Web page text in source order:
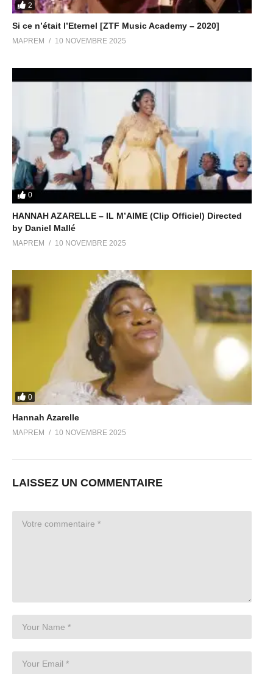
2
Si ce n’était l’Eternel [ZTF Music Academy – 2020]
MAPREM 10 NOVEMBRE 2025
0
HANNAH AZARELLE – IL M’AIME (Clip Officiel) Directed
by Daniel Mallé
MAPREM 10 NOVEMBRE 2025
0
Hannah Azarelle
MAPREM 10 NOVEMBRE 2025
LAISSEZ UN COMMENTAIRE